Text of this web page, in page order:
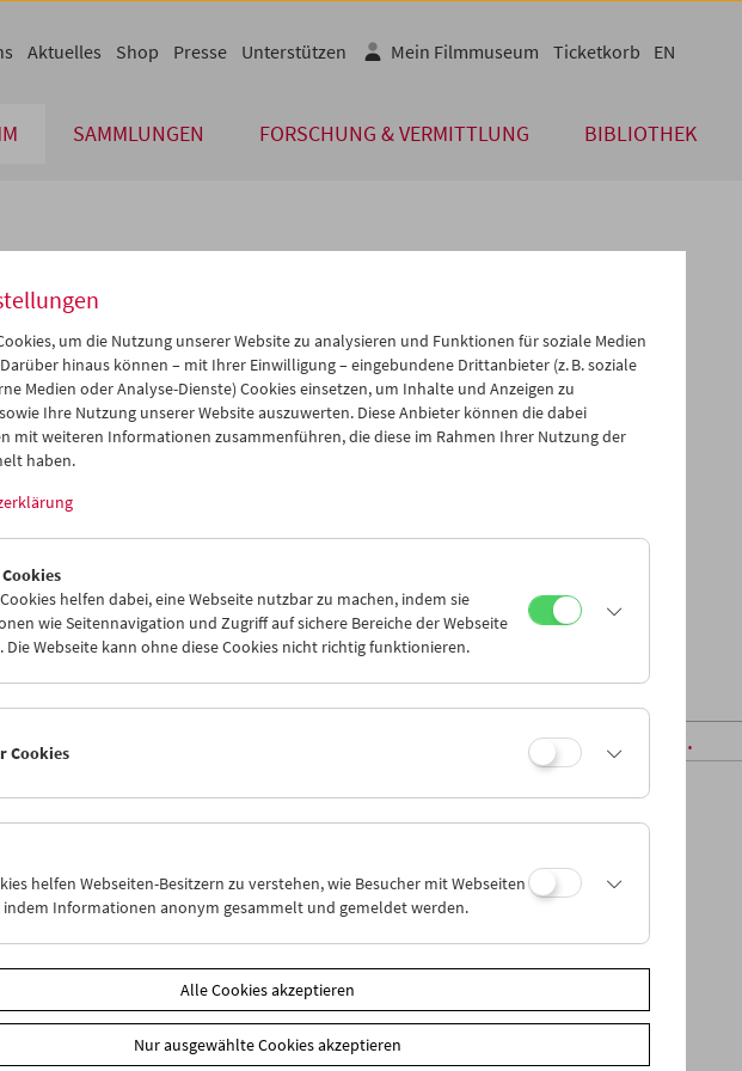
SAMMLUNGEN FORSCHUNG & VERMITTLUNG BIBLIOTHEK
Aktuelles Shop Presse Unterstützen Mein Filmmuseum Ticketkorb EN
Jul 2004 >>
Mi Do Fr Sa So
30 01 02 03
04
07 08 09 10
11
14 15
21 22
04
iCalender
Programmheft-PDF
English language or subtitles
Mi 14.7. Sa 17.7.
um die Nutzung unserer Website zu analysieren und Funktionen für soziale Medien
hinaus können – mit Ihrer Einwilligung – eingebundene Drittanbieter (z. B. soziale
Medien oder Analyse-Dienste) Cookies einsetzen, um Inhalte und Anzeigen zu
Ihre Nutzung unserer Website auszuwerten. Diese Anbieter können die dabei
mit weiteren Informationen zusammenführen, die diese im Rahmen Ihrer Nutzung der
haben.
helfen dabei, eine Webseite nutzbar zu machen, indem sie
wie Seitennavigation und Zugriff auf sichere Bereiche der Webseite
Die Webseite kann ohne diese Cookies nicht richtig funktionieren.
Cookies
helfen Webseiten-Besitzern zu verstehen, wie Besucher mit Webseiten
indem Informationen anonym gesammelt und gemeldet werden.
Alle Cookies akzeptieren
Nur ausgewählte Cookies akzeptieren